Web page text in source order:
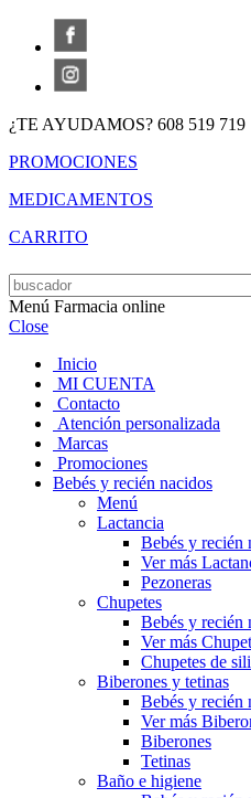
¿TE AYUDAMOS? 608 519 719
PROMOCIONES
MEDICAMENTOS
CARRITO
Menú Farmacia online
Close
Inicio
MI CUENTA
Contacto
Atención personalizada
Marcas
Promociones
Bebés y recién nacidos
Menú
Lactancia
Bebés y recién
Ver más
Pezoneras
Chupetes
Bebés y recién
Ver más
Chupetes de
Biberones y tetinas
Bebés y recién
Ver más
Biberones
Tetinas
Baño e higiene